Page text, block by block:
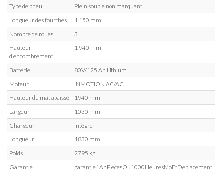
Type de pneu
Plein souple non marquant
Longueur des fourches
1 150 mm
Nombre de roues
3
Hauteur
d'encombrement
1 940 mm
Batterie
80V/125 Ah Lithium
Moteur
INMOTION AC/AC
Hauteur du mât abaissé
1940 mm
Largeur
1030 mm
Chargeur
intégré
Longueur
1830 mm
Poids
2795 kg
Garantie
garantie1AnPiecesOu1000HeuresMoEtDeplacement